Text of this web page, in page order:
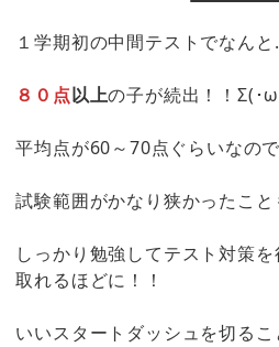
１学期初の中間テストでなん
８０点以上の子が続出！！Σ(･ω
平均点が60～70点ぐらいなの
試験範囲がかなり狭かったこと
しっかり勉強してテスト対策
取れるほどに！！
いいスタートダッシュを切る